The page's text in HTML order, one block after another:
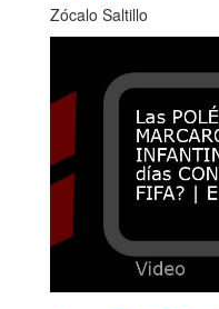
Zócalo Saltillo